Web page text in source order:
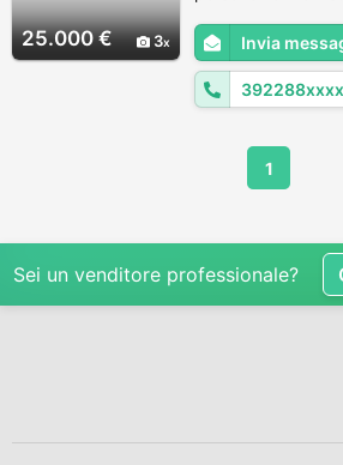
25.000 € 3
veramente bene
assurde grazie.
Invia
392288xxxx
1
Sei un venditore professionale?